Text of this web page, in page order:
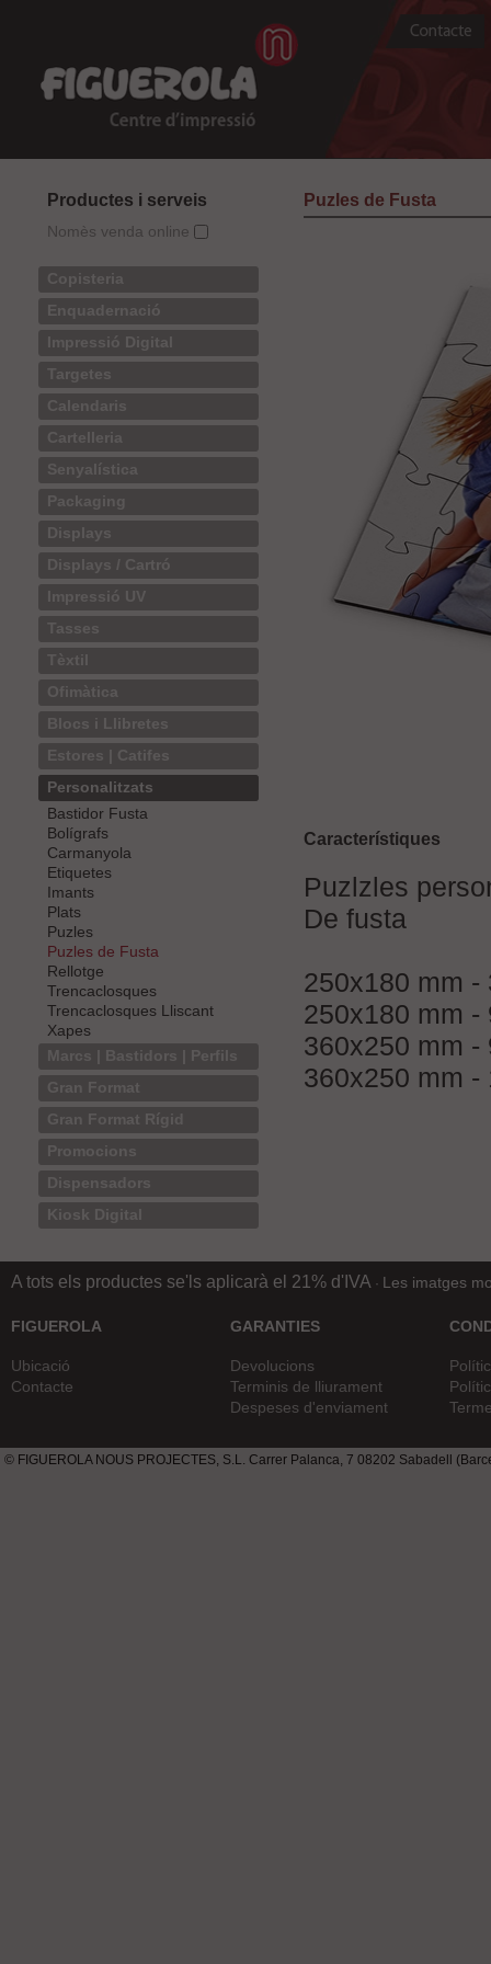
Productes i serveis
Nomès venda online
Copisteria
Enquadernació
Impressió Digital
Targetes
Calendaris
Cartelleria
Senyalística
Packaging
Displays
Displays / Cartró
Impressió UV
Tasses
Tèxtil
Ofimàtica
Blocs i Llibretes
Estores | Catifes
Personalitzats
Bastidor Fusta
Bolígrafs
Carmanyola
Etiquetes
Imants
Plats
Puzles
Puzles de Fusta
Rellotge
Trencaclosques
Trencaclosques Lliscant
Xapes
Marcs | Bastidors | Perfils
Gran Format
Gran Format Rígid
Promocions
Dispensadors
Kiosk Digital
Puzles de Fusta
Característiques
Puzlzles
De fusta
250x180 mm -
250x180 mm -
360x250 mm -
360x250 mm -
A tots els productes se'ls aplicarà el 21% d'IVA · Les imatges
FIGUEROLA
Ubicació
Contacte
GARANTIES
Devolucions
Terminis de lliurament
Despeses d'enviament
© FIGUEROLA NOUS PROJECTES, S.L. Carrer Palanca, 7 08202 Sabadell